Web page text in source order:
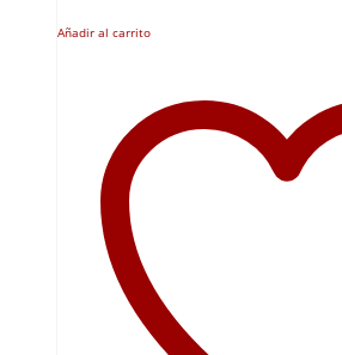
Añadir al carrito